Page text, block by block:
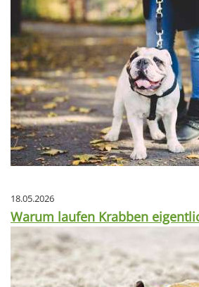
18.05.2026
Warum laufen Krabben